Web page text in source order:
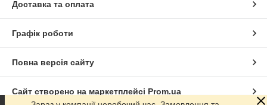
Доставка та оплата
Графік роботи
Повна версія сайту
Сайт створено на маркетплейсі Prom.ua